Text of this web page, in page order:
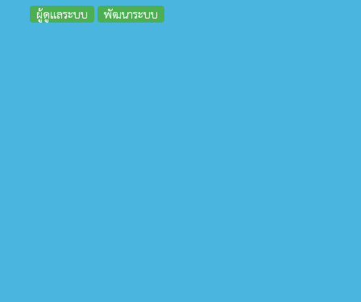
ผู้ดูแลระบบ พัฒนาระบบ